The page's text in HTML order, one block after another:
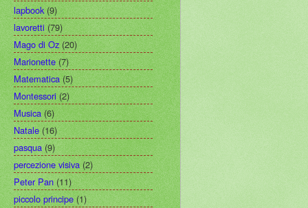
lapbook (9)
lavoretti (79)
Mago di Oz (20)
Marionette (7)
Matematica (5)
Montessori (2)
Musica (6)
Natale (16)
pasqua (9)
percezione visiva (2)
Peter Pan (11)
piccolo principe (1)